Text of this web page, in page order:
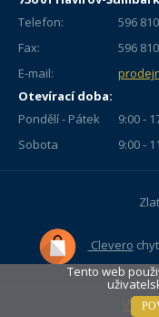
Telefon:
596
Fax:
596
E-mail:
Otevírací doba:
Pondělí - Pátek
9:00 -
Sobota
9:00 -
Clevero
Tento web